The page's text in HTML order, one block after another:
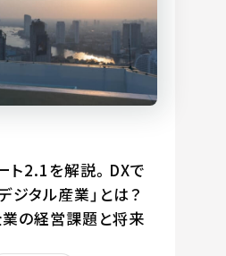
ト2.1を解説。DXで
ジタル産業」とは？
の経営課題と将来